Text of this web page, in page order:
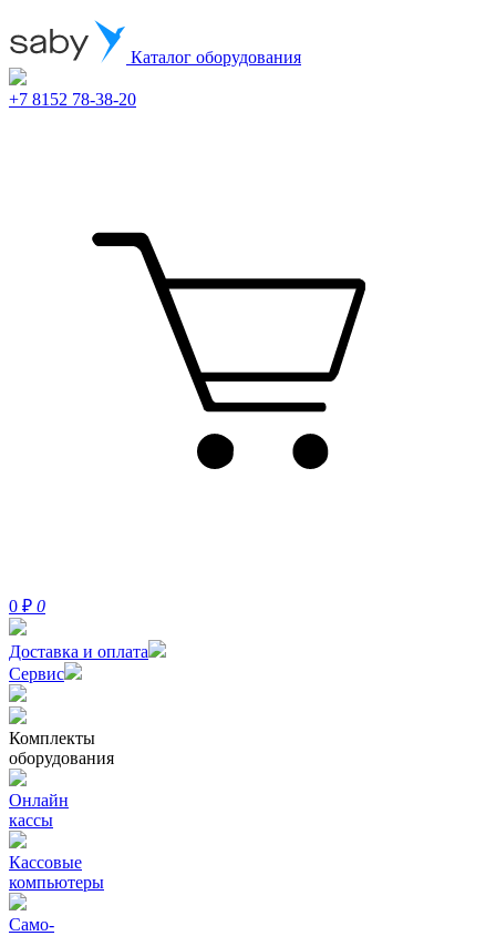
Каталог оборудования
+7 8152 78-38-20
0 ₽ 0
Доставка и оплата
Сервис
Комплекты
оборудования
Онлайн
кассы
Кассовые
компьютеры
Само-